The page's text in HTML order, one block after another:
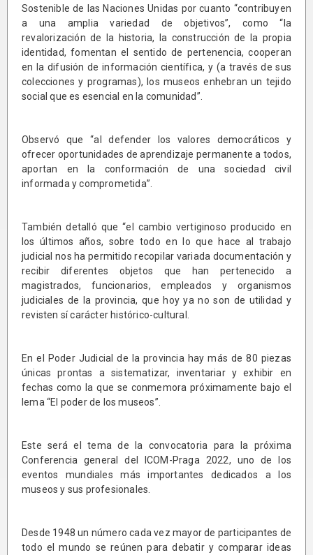
Sostenible de las Naciones Unidas por cuanto “contribuyen
a una amplia variedad de objetivos”, como “la
revalorización de la historia, la construcción de la propia
identidad, fomentan el sentido de pertenencia, cooperan
en la difusión de información científica, y (a través de sus
colecciones y programas), los museos enhebran un tejido
social que es esencial en la comunidad”.
Observó que “al defender los valores democráticos y
ofrecer oportunidades de aprendizaje permanente a todos,
aportan en la conformación de una sociedad civil
informada y comprometida”.
También detalló que “el cambio vertiginoso producido en
los últimos años, sobre todo en lo que hace al trabajo
judicial nos ha permitido recopilar variada documentación y
recibir diferentes objetos que han pertenecido a
magistrados, funcionarios, empleados y organismos
judiciales de la provincia, que hoy ya no son de utilidad y
revisten sí carácter histórico-cultural.
En el Poder Judicial de la provincia hay más de 80 piezas
únicas prontas a sistematizar, inventariar y exhibir en
fechas como la que se conmemora próximamente bajo el
lema “El poder de los museos”.
Este será el tema de la convocatoria para la próxima
Conferencia general del ICOM-Praga 2022, uno de los
eventos mundiales más importantes dedicados a los
museos y sus profesionales.
Desde 1948 un número cada vez mayor de participantes de
todo el mundo se reúnen para debatir y comparar ideas